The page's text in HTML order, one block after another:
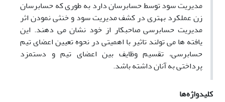
مدیریت سود توسط حسابرسان دارد به طوری که حسابرسان
زن عملکرد بهتری در کشف مدیریت سود و خنثی نمودن اثر
مدیریت حسابرسی صاحبکار از خود نشان می دهند. این
یافته ها می تولند تاثیر با اهمیتی در نحوه تعیین اعضای تیم
حسابرسی، تقسیم وظایف بین اعضای تیم و دستمزد
پرداختی به آنان داشته باشد.
کلیدواژه‌ها